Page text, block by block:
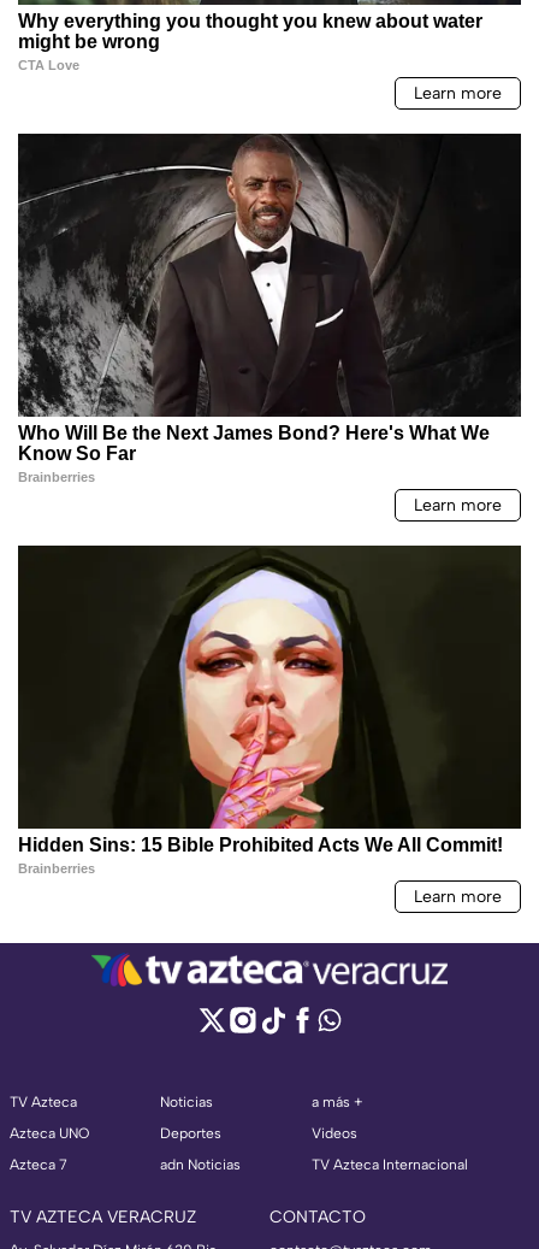
TV Azteca
Azteca UNO
Azteca 7
Noticias
Deportes
adn Noticias
a más +
Videos
TV Azteca Internacional
TV AZTECA VERACRUZ CONTACTO